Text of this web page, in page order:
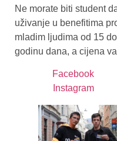
Ne morate biti student
uživanje u benefitima
mladim ljudima od 15
godinu dana, a cijena
Facebook
Instagram